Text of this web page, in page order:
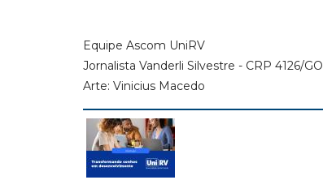
Equipe Ascom UniRV
Jornalista Vanderli Silvestre - CRP 4126/GO
Arte: Vinicius Macedo